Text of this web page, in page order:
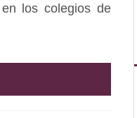
los colegios de